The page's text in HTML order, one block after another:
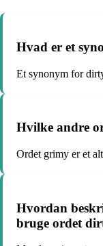
Hvad er et
Et synonym for
Hvilke andre
Ordet grimy er et
Hvordan
bruge ordet